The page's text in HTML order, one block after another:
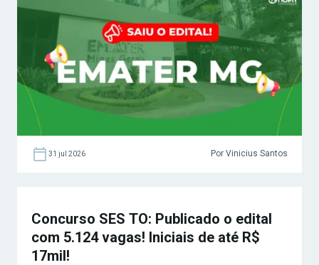
31 jul 2026 Por Vinicius Santos
Concurso SES TO: Publicado o edital
com 5.124 vagas! Iniciais de até R$
17mil!